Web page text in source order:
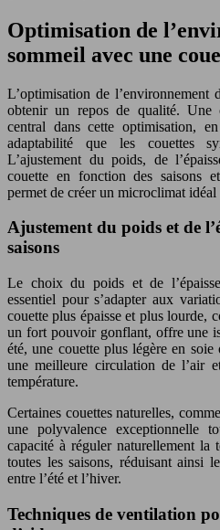
Optimisation de
sommeil avec une
L’optimisation de l’environnement
obtenir un repos de qualité. Une
central dans cette optimisation,
adaptabilité que les couettes
L’ajustement du poids, de
couette en fonction des saisons
permet de créer un microclimat
Ajustement du poids et de
saisons
Le choix du poids et de
essentiel pour s’adapter aux
couette plus épaisse et plus lourde,
un fort pouvoir gonflant, offre une
été, une couette plus légère en
une meilleure circulation de l’air
température.
Certaines couettes naturelles,
une polyvalence exceptionnelle
capacité à réguler naturellement la
toutes les saisons, réduisant ainsi
entre l’été et l’hiver.
Techniques de ventilation